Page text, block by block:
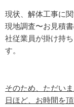
現状、解体工事に
現地調査〜お見積
社従業員が掛け持
す。
そのため、ただい
日ほど、お時間を